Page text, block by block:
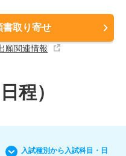
書取り寄せ
願関連情報
程）
入試種別から入試科目・日